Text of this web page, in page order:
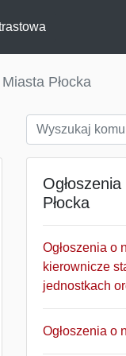
Płocka
Płocka
Ogłoszenia o
kierownicze
jednostkach
Ogłoszenia o